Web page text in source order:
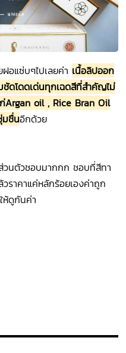
อแซ่บๆไปเลยค่า เนื้อลิปออก
ชัดโดดเด่นทุกเฉดสีที่สำคัญไม่
Argan oil , Rice Bran Oil
มชื่นอีกด้วย
วนตัวชอบมากกก ชอบที่สีทา
ราคาแค่หลักร้อยเองค่าถูก
ห้ดูกันค่า